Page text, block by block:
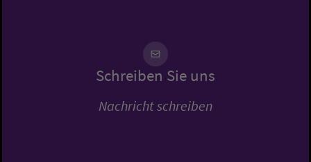
Schreiben Sie uns
Nachricht schreiben